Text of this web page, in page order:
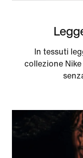
In tessuti
collezione